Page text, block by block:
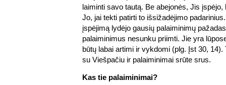
laiminti savo tautą. Be abejonės, Jis įspėjo,
Jo, jai tekti patirti to išsižadėjimo
įspėjimą lydėjo gausių palaiminimų
palaiminimus nesunku priimti. Jie yra
būtų labai artimi ir vykdomi (plg. Įst 30, 14).
su Viešpačiu ir palaiminimai srūte srus.
Kas tie palaiminimai?